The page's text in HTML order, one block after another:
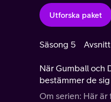
Utforska paket
Säsong 5
När Gumball och
bestämmer de
Om serien: Här